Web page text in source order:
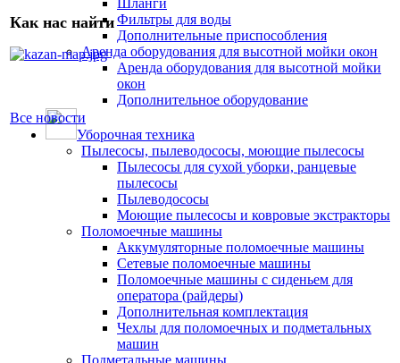
Шланги
Фильтры для воды
Дополнительные приспособления
Аренда оборудования для высотной мойки окон
Аренда оборудования для высотной мойки
окон
Дополнительное оборудование
Уборочная техника
Пылесосы, пылеводососы, моющие пылесосы
Пылесосы для сухой уборки, ранцевые
пылесосы
Пылеводососы
Моющие пылесосы и ковровые экстракторы
Поломоечные машины
Аккумуляторные поломоечные машины
Сетевые поломоечные машины
Поломоечные машины с сиденьем для
оператора (райдеры)
Дополнительная комплектация
Чехлы для поломоечных и подметальных
машин
Подметальные машины
Как нас найти
Все новости